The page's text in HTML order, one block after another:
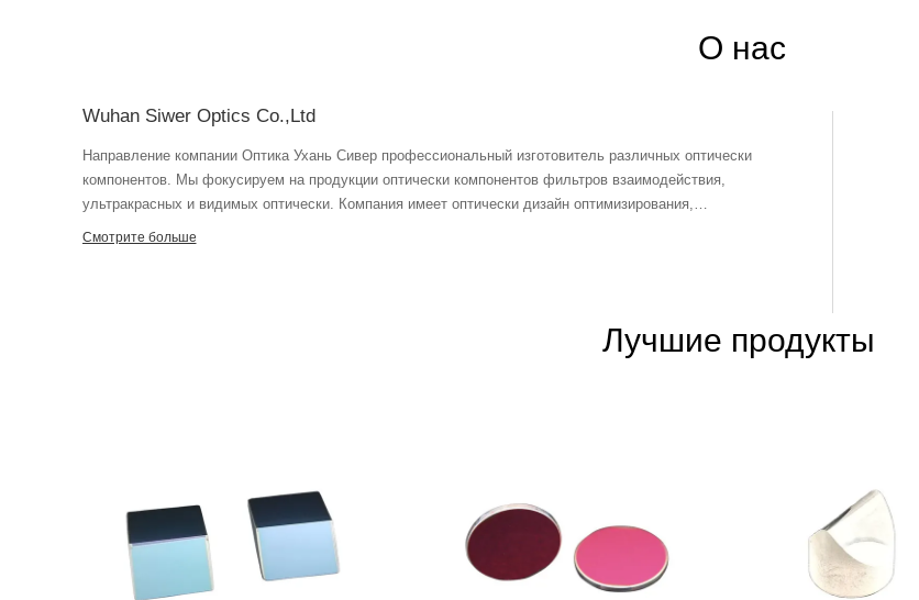
О нас
Wuhan Siwer Optics Co.,Ltd
Направление компании Оптика Ухань Сивер профессиональный изготовитель различных оптически
компонентов. Мы фокусируем на продукции оптически компонентов фильтров взаимодействия,
ультракрасных и видимых оптически. Компания имеет оптически дизайн оптимизирования,
обработку точности оптически и оптически технология и технология производства покрытия, с
Откройте ряд стандартных оптически компонентов, включая мирорс фильтров взаимодействия,
оптически объективов, призм, окон лазера, диэлектрических и металлических. Мы можем поставить
широко использованы в: дриверлесс, УАВ, связь стекловолокна, промышленный лазер,
оборудование автоматизации, продукция полупроводника, микро- измерительная система, строя
исследовать и составлять карту, биометрия, медицинский инструмент и прибор, контроль состояния
безопасности, аппаратура красоты, освещение этапа, с высокой энергией оборудование лазера,
военный оборудование, ультракрасный воображение, визуальный источник света, биохимический
Смотрите больше
Лучшие продукты